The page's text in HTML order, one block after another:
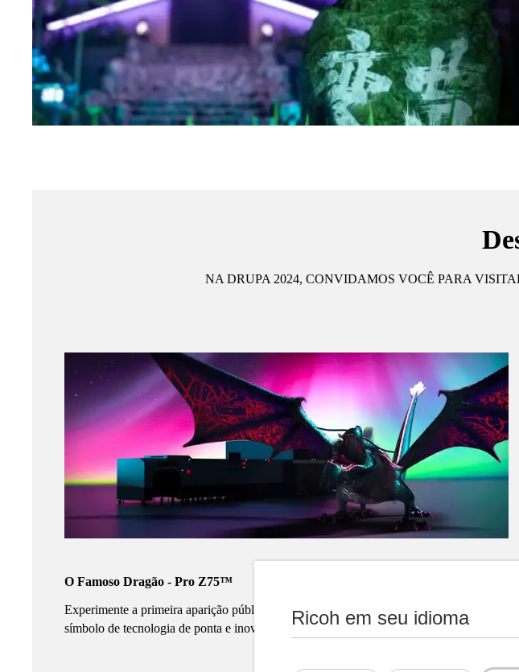
Ricoh em seu idioma
NA DRUPA 2024, CONVIDAMOS VOCÊ PARA
O Famoso Dragão - Pro Z75™
Experimente a primeira aparição pública na Europa do nosso novo Pro Z75, um
símbolo de tecnologia de ponta e inovação.